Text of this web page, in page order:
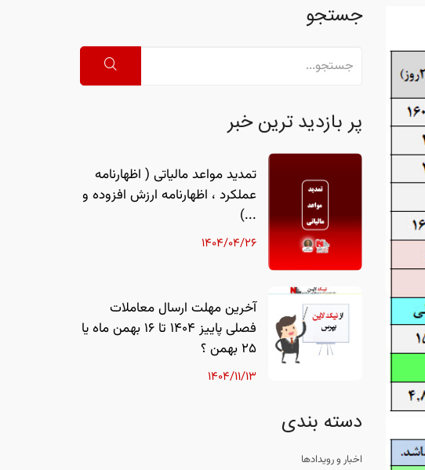
جستجو
پر بازدید ترین خبر
تمدید مواعد مالیاتی ( اظهارنامه
عملکرد ، اظهارنامه ارزش افزوده و
...)
1404/04/26
آخرین مهلت ارسال معاملات
فصلی پاییز ۱۴۰۴ تا 16 بهمن ماه یا
25 بهمن ؟
1404/11/13
دسته بندی
اخبار و رویدادها